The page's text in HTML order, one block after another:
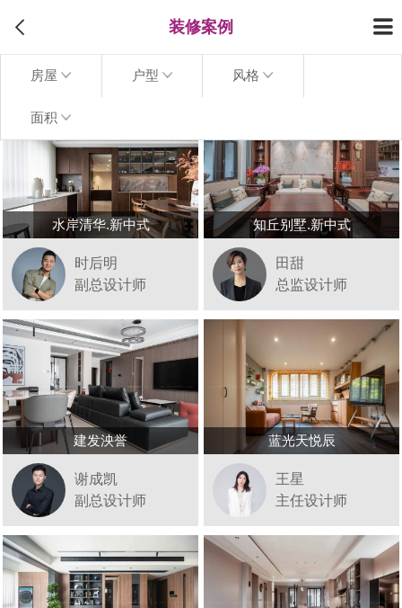
装修案例
房屋 户型 风格
面积
水岸清华.新中式
时后明
副总设计师
知丘别墅.新中式
田甜
总监设计师
建发泱誉
谢成凯
副总设计师
蓝光天悦辰
王星
主任设计师